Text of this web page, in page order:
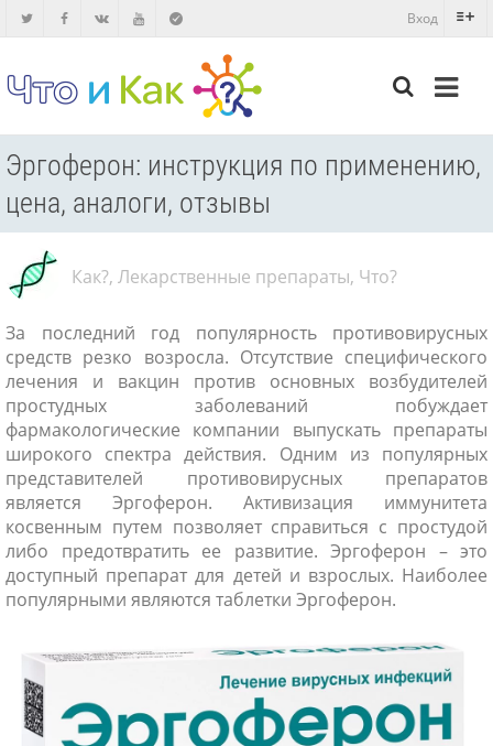
Вход
Эргоферон: инструкция по применению,
цена, аналоги, отзывы
Как?, Лекарственные препараты, Что?
За последний год популярность противовирусных
средств резко возросла. Отсутствие специфического
лечения и вакцин против основных возбудителей
простудных заболеваний побуждает
фармакологические компании выпускать препараты
широкого спектра действия. Одним из популярных
представителей противовирусных препаратов
является Эргоферон. Активизация иммунитета
косвенным путем позволяет справиться с простудой
либо предотвратить ее развитие. Эргоферон – это
доступный препарат для детей и взрослых. Наиболее
популярными являются таблетки Эргоферон.